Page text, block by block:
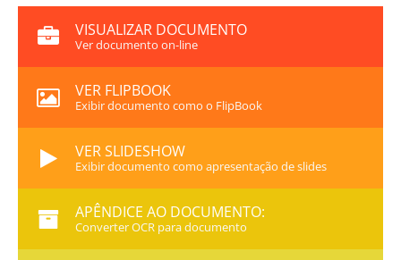
VISUALIZAR DOCUMENTO
Ver documento on-line
VER FLIPBOOK
Exibir documento como o FlipBook
VER SLIDESHOW
Exibir documento como apresentação de slides
APÊNDICE AO DOCUMENTO:
Converter OCR para documento